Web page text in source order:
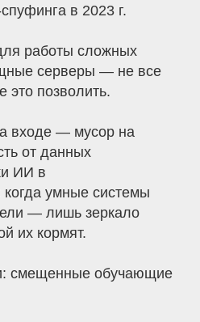
в 2023 г.
работы сложных
серверы — не все
это позволить.
входе — мусор на
от данных
ИИ в
когда умные системы
— лишь зеркало
их кормят.
смещенные обучающие